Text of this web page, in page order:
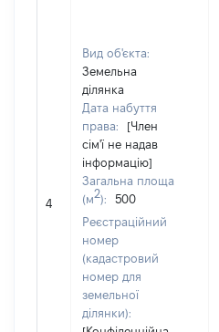
4
Вид об'єкта:
Земельна
ділянка
Дата набуття
права:
[Член
сім'ї не надав
інформацію]
Загальна площа
(м2):
500
Реєстраційний
номер
(кадастровий
номер для
земельної
ділянки):